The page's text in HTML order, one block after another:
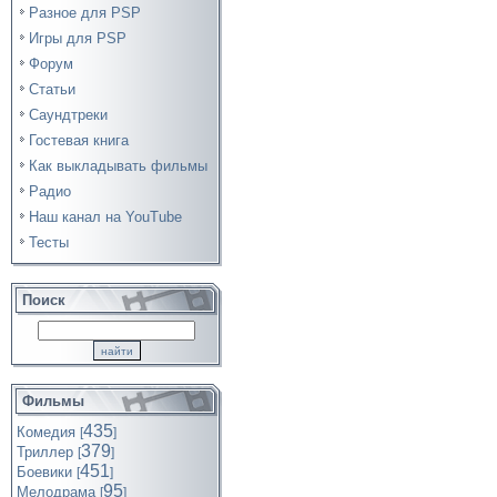
Разное для PSP
Игры для PSP
Форум
Статьи
Саундтреки
Гостевая книга
Как выкладывать фильмы
Радио
Наш канал на YouTube
Тесты
Поиск
Фильмы
Комедия [435]
Триллер [379]
Боевики [451]
Мелодрама [95]